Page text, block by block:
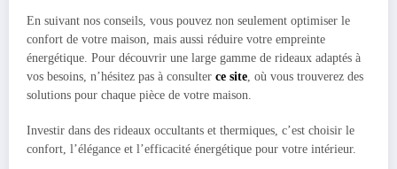
En suivant nos conseils, vous pouvez non seulement optimiser le
confort de votre maison, mais aussi réduire votre empreinte
énergétique. Pour découvrir une large gamme de rideaux adaptés à
vos besoins, n’hésitez pas à consulter ce site , où vous trouverez des
solutions pour chaque pièce de votre maison.
Investir dans des rideaux occultants et thermiques, c’est choisir le
confort, l’élégance et l’efficacité énergétique pour votre intérieur.